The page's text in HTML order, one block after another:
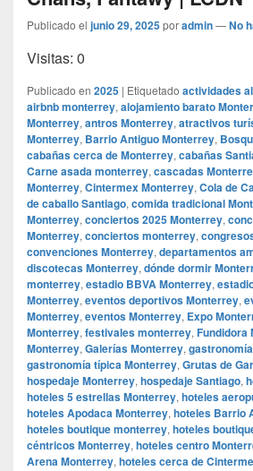
Publicado el junio 29, 2025poradmin—No
Visitas: 0
Publicado en 2025 | Etiquetado actividades
airbnb monterrey, alojamiento barato
Monterrey, antros Monterrey, atractivos
Monterrey, Barrio Antiguo Monterrey,
cabañas cerca de Monterrey, cabañas
Carne asada monterrey, cascadas
Monterrey, Cintermex Monterrey, Cola de
de caballo Santiago, comida tradicional
Monterrey, conciertos 2025 Monterrey,
Monterrey, conciertos monterrey,
convenciones Monterrey, departamentos
discotecas Monterrey, dónde dormir
monterrey, estadio BBVA Monterrey,
Monterrey, eventos deportivos Monterrey,
Monterrey, eventos Monterrey, Expo
Monterrey, festivales monterrey, Fundidora
Monterrey, Galerías Monterrey,
gastronomía típica Monterrey, Grutas de
hospedaje Monterrey, hospedaje Santiago,
hoteles 5 estrellas Monterrey, hoteles
hoteles Apodaca Monterrey, hoteles Barrio
hoteles boutique monterrey, hoteles
céntricos Monterrey, hoteles centro
Arena Monterrey, hoteles cerca de